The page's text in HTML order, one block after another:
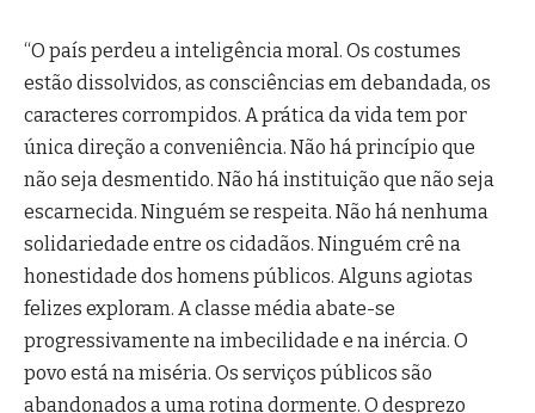
“O país perdeu a inteligência moral. Os costumes
estão dissolvidos, as consciências em debandada, os
caracteres corrompidos. A prática da vida tem por
única direção a conveniência. Não há princípio que
não seja desmentido. Não há instituição que não seja
escarnecida. Ninguém se respeita. Não há nenhuma
solidariedade entre os cidadãos. Ninguém crê na
honestidade dos homens públicos. Alguns agiotas
felizes exploram. A classe média abate-se
progressivamente na imbecilidade e na inércia. O
povo está na miséria. Os serviços públicos são
abandonados a uma rotina dormente. O desprezo